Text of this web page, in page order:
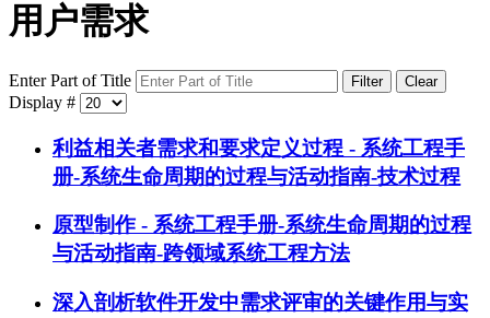
用户需求
Enter Part of Title Filter Clear
Display #
利益相关者需求和要求定义过程 - 系统工程手
册-系统生命周期的过程与活动指南-技术过程
原型制作 - 系统工程手册-系统生命周期的过程
与活动指南-跨领域系统工程方法
深入剖析软件开发中需求评审的关键作用与实